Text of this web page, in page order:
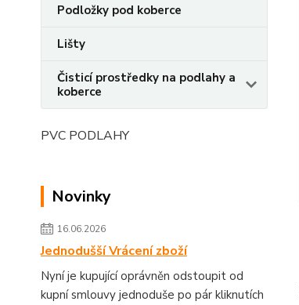
Podložky pod koberce
Lišty
Čisticí prostředky na podlahy a
koberce
PVC PODLAHY
Novinky
16.06.2026
Jednodušší Vrácení zboží
Nyní je kupující oprávněn odstoupit od
kupní smlouvy jednoduše po pár kliknutích